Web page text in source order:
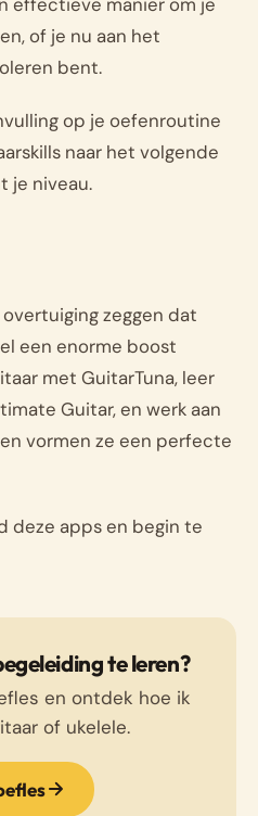
of je nu aan het
bent.
op je oefenroutine
naar het volgende
je niveau.
zeggen dat
een enorme boost
met GuitarTuna, leer
Guitar, en werk aan
vormen ze een perfecte
deze apps en begin te
te leren?
en ontdek hoe ik
of ukelele.